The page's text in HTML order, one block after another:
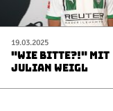
19.03.2025
"WIE BITTE?!" MIT
JULIAN WEIGL